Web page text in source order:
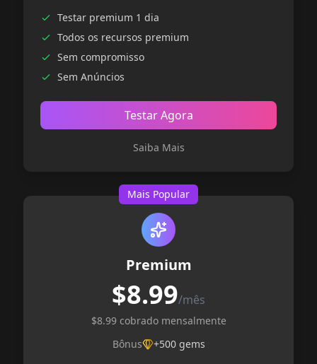
Testar premium 1 dia
Todos os recursos premium
Sem compromisso
Sem Anúncios
Testar Agora
Saiba Mais
Mais Popular
Premium
$8.99/mês
$8.99 cobrado mensalmente
Bônus
+500 gems